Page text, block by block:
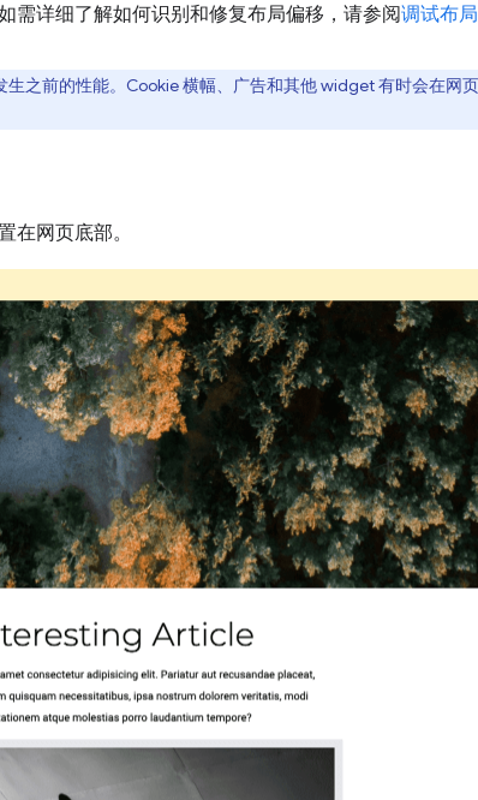
需详细了解如何识别和修复布局偏移，请参阅调试布
生之前的性能。Cookie 横幅、广告和其他 widget 有时会在网
在网页底部。